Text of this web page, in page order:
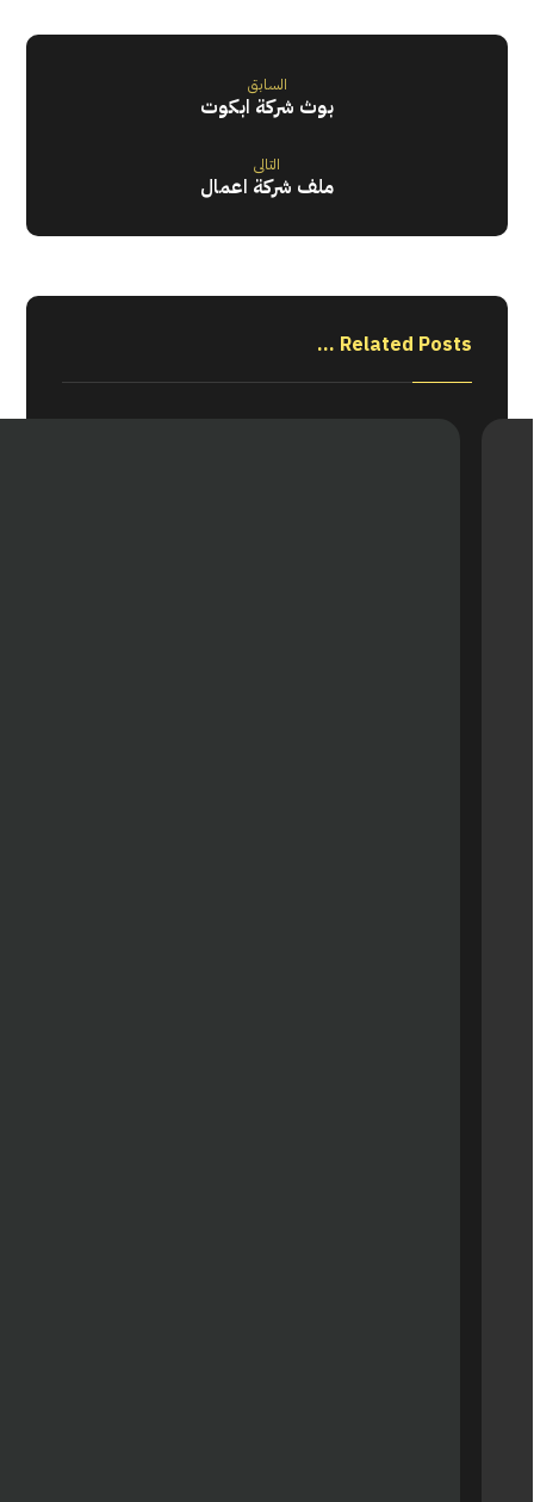
السابق
بوث شركة ابكوت
التالى
ملف شركة اعمال
Related Posts ...